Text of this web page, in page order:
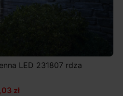
LED 231807 rdza
zł